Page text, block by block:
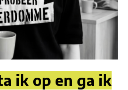
ik op en ga ik